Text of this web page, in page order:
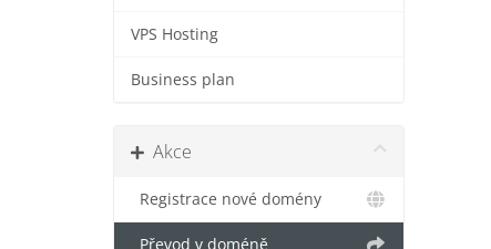
VPS Hosting
Business plan
Akce
Registrace nové domény
Převod v doméně